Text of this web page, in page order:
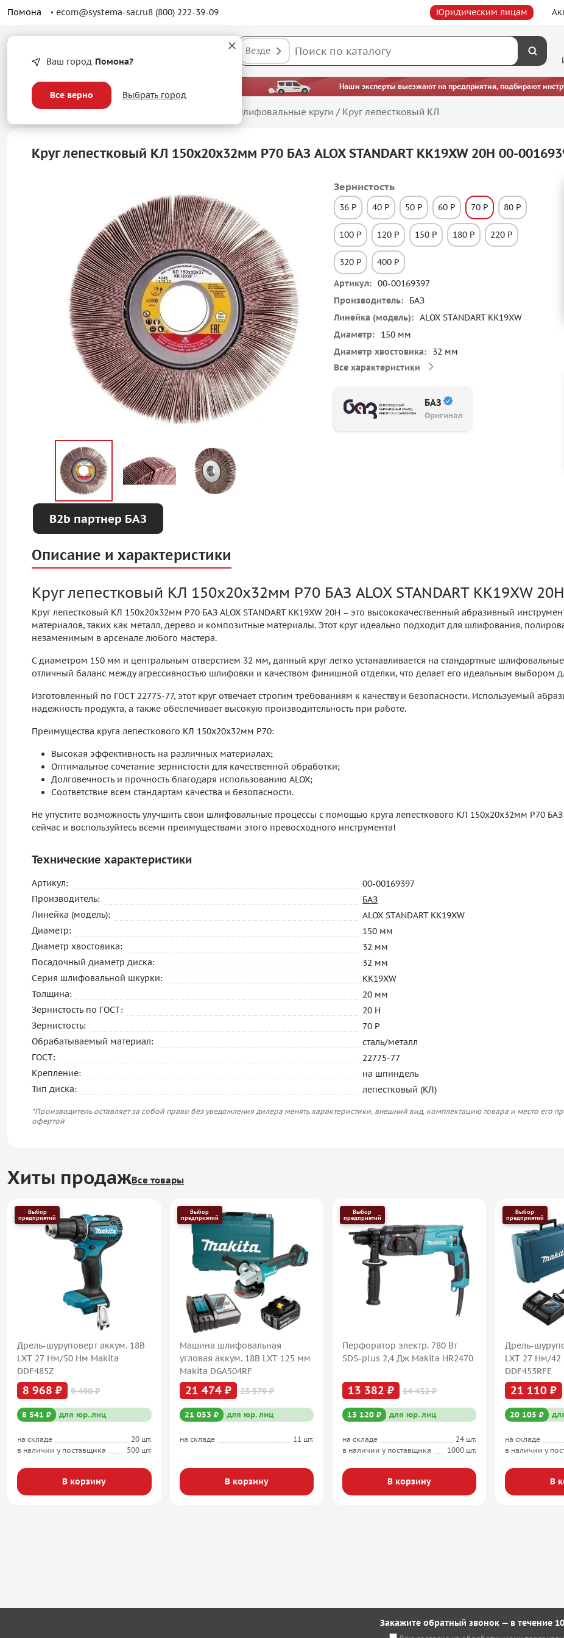
Помона ecom@systema-sar.ru8 (800) 222-39-09 Юридическим лицам
Ваш город Помона?
Все верно Выбрать город
Везде
— больше, чем просто оптовые цены. Наши эксперты выезжают на предприятия, подбирают
Главная /Абразивные материалы Лепестковые шлифовальные круги / Круг лепестковый КЛ
Круг лепестковый КЛ 150х20х32мм P70 БАЗ ALOX STANDART KK19XW 20H 00-
B2b партнер БАЗ
Зернистость
36 P 40 P 50 P 60 P 70 P 80 P
100 P 120 P 150 P 180 P 220 P
320 P
400 P
Артикул
00-00169397
Производитель
БАЗ
Линейка (модель)
ALOX STANDART KK19XW
Диаметр
150 мм
Диаметр хвостовика
32 мм
Все характеристики
БАЗ
Оригинал
Описание и характеристики
Круг лепестковый КЛ 150х20х32мм P70 БАЗ ALOX STANDART KK19XW
Круг лепестковый КЛ 150х20х32мм P70 БАЗ ALOX STANDART KK19XW 20H – это высококачественный абразивный
материалов, таких как металл, дерево и композитные материалы. Этот круг идеально подходит для шлифования,
незаменимым в арсенале любого мастера.
С диаметром 150 мм и центральным отверстием 32 мм, данный круг легко устанавливается на стандартные
отличный баланс между агрессивностью шлифовки и качеством финишной отделки, что делает его идеальным выбором
Изготовленный по ГОСТ 22775-77, этот круг отвечает строгим требованиям к качеству и безопасности. Используемый
надежность продукта, а также обеспечивает высокую производительность при работе.
Преимущества круга лепесткового КЛ 150х20х32мм P70:
Высокая эффективность на различных материалах;
Оптимальное сочетание зернистости для качественной обработки;
Долговечность и прочность благодаря использованию ALOX;
Соответствие всем стандартам качества и безопасности.
Не упустите возможность улучшить свои шлифовальные процессы с помощью круга лепесткового КЛ 150х20х32мм P70 БАЗ
сейчас и воспользуйтесь всеми преимуществами этого превосходного инструмента!
Технические характеристики
Артикул:
00-00169397
Производитель:
БАЗ
Линейка (модель):
ALOX STANDART KK19XW
Диаметр:
150 мм
Диаметр хвостовика:
32 мм
Посадочный диаметр диска:
32 мм
Серия шлифовальной шкурки:
KK19XW
Толщина:
20 мм
Зернистость по ГОСТ:
20 H
Зернистость:
70 P
Обрабатываемый материал:
сталь/металл
ГОСТ:
22775-77
Крепление:
на шпиндель
Тип диска:
лепестковый (КЛ)
*Производитель оставляет за собой право без уведомления дилера менять характеристики, внешний вид, комплектацию товара и место его
офертой
Хиты продажВсе товары
Выбор
предприятий
Дрель-шуруповерт аккум. 18В
LXT 27 Нм/50 Нм Makita
DDF485Z
8 968 ₽ 9 490 ₽
8 541 ₽ для юр. лиц
на складе
20 шт.
в наличии у поставщика
500 шт.
В корзину
Выбор
предприятий
Машина шлифовальная
угловая аккум. 18В LXT 125 мм
Makita DGA504RF
21 474 ₽ 23 579 ₽
21 053 ₽ для юр. лиц
на складе 11 шт.
В корзину
Выбор
предприятий
Перфоратор электр. 780 Вт
SDS-plus 2,4 Дж Makita HR2470
13 382 ₽ 14 432 ₽
13 120 ₽ для юр. лиц
на складе
24 шт.
в наличии у поставщика
1000 шт.
В корзину
Выбор
предприятий
Дрель-
LXT 27 Нм/
DDF453RFE
21 110 ₽
20 105 ₽
на складе
в наличии у
В
Закажите обратный звонок — в течение